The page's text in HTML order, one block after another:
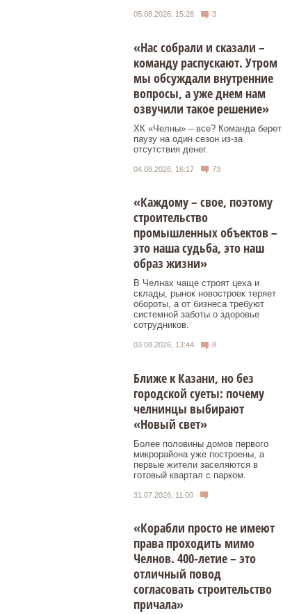
05.08.2026, 15:28 3
«Нас собрали и сказали –
команду распускают. Утром
мы обсуждали внутренние
вопросы, а уже днем нам
озвучили такое решение»
ХК «Челны» – все? Команда берет
паузу на один сезон из-за
отсутствия денег.
04.08.2026, 16:17 73
«Каждому – свое, поэтому
строительство
промышленных объектов –
это наша судьба, это наш
образ жизни»
В Челнах чаще строят цеха и
склады, рынок новостроек теряет
обороты, а от бизнеса требуют
системной заботы о здоровье
сотрудников.
03.08.2026, 13:44 8
Ближе к Казани, но без
городской суеты: почему
челнинцы выбирают
«Новый свет»
Более половины домов первого
микрорайона уже построены, а
первые жители заселяются в
готовый квартал с парком.
31.07.2026, 11:00
«Корабли просто не имеют
права проходить мимо
Челнов. 400-летие – это
отличный повод
согласовать строительство
причала»